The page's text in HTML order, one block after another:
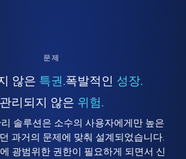
문제
않은 특권. 폭발적인 성장.
관리되지 않은 위험.
솔루션은 소수의 사용자에게만 높은
과거의 문제에 맞춰 설계되었습니다.
광범위한 권한이 필요하게 되면서 신